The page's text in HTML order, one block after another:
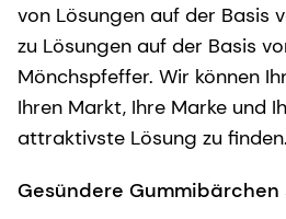
von Lösungen auf der Basis
zu Lösungen auf der Basis
Mönchspfeffer. Wir können
Ihren Markt, Ihre Marke und
attraktivste Lösung zu finden.
Gesündere